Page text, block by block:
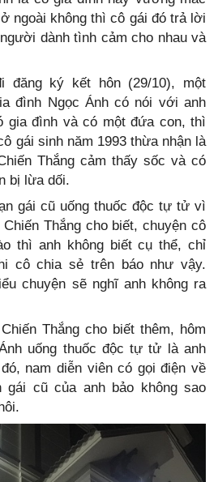
ngoài không thì cô gái đó trả lời
dành tình cảm cho nhau và
đăng ký kết hôn (29/10), một
đình Ngọc Ánh có nói với anh
gia đình và có một đứa con, thì
gái sinh năm 1993 thừa nhận là
Thắng cảm thấy sốc và có
bị lừa dối.
gái cũ uống thuốc độc tự tử vì
Thắng cho biết, chuyện cô
thì anh không biết cụ thể, chỉ
cô chia sẻ trên báo như vậy.
chuyện sẽ nghĩ anh không ra
Thắng cho biết thêm, hôm
uống thuốc độc tự tử là anh
nam diễn viên có gọi điện về
gái cũ của anh bảo không sao